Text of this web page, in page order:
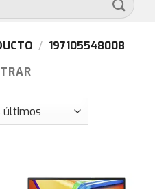
/ 197105548008